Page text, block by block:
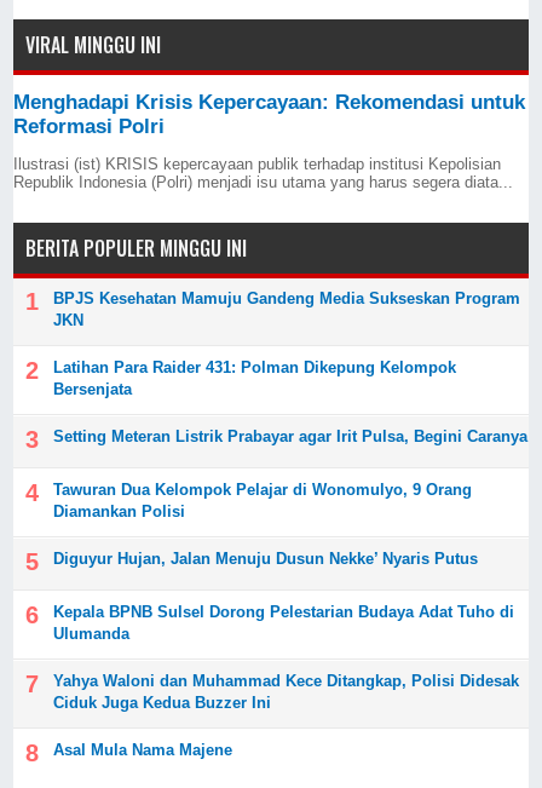
VIRAL MINGGU INI
Menghadapi Krisis Kepercayaan: Rekomendasi untuk
Reformasi Polri
Ilustrasi (ist) KRISIS kepercayaan publik terhadap institusi Kepolisian
Republik Indonesia (Polri) menjadi isu utama yang harus segera diata...
BERITA POPULER MINGGU INI
BPJS Kesehatan Mamuju Gandeng Media Sukseskan Program
JKN
Latihan Para Raider 431: Polman Dikepung Kelompok
Bersenjata
Setting Meteran Listrik Prabayar agar Irit Pulsa, Begini Caranya
Tawuran Dua Kelompok Pelajar di Wonomulyo, 9 Orang
Diamankan Polisi
Diguyur Hujan, Jalan Menuju Dusun Nekke’ Nyaris Putus
Kepala BPNB Sulsel Dorong Pelestarian Budaya Adat Tuho di
Ulumanda
Yahya Waloni dan Muhammad Kece Ditangkap, Polisi Didesak
Ciduk Juga Kedua Buzzer Ini
Asal Mula Nama Majene